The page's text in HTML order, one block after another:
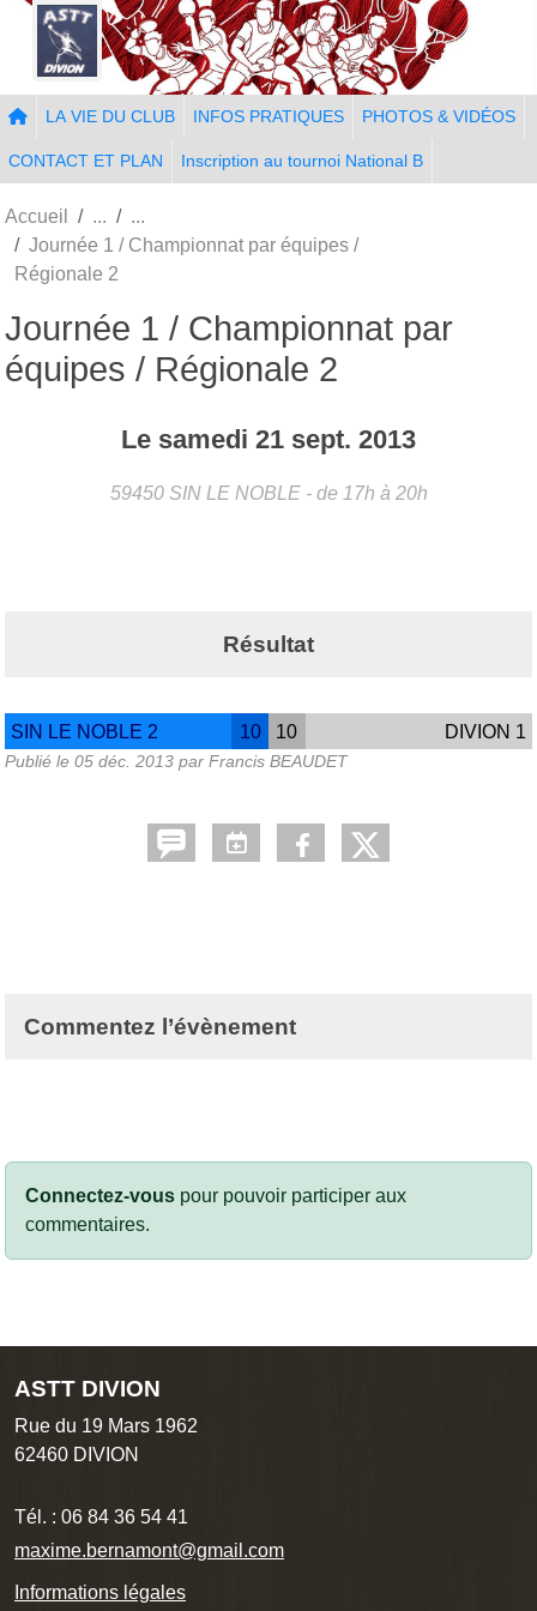
LA VIE DU CLUB INFOS PRATIQUES PHOTOS & VIDÉOS
CONTACT ET PLAN Inscription au tournoi National B
Accueil
Journée 1 / Championnat par équipes /
Régionale 2
Journée 1 / Championnat par
équipes / Régionale 2
Le samedi 21 sept. 2013
59450 SIN LE NOBLE - de 17h à 20h
Résultat
SIN LE NOBLE 2 10 10 DIVION 1
Publié le 05 déc. 2013 par Francis BEAUDET
Commentez l’évènement
Connectez-vous pour pouvoir participer aux
commentaires.
ASTT DIVION
Rue du 19 Mars 1962
62460 DIVION
Tél. : 06 84 36 54 41
maxime.bernamont@gmail.com
Informations légales
Panneau de gestion des cookies